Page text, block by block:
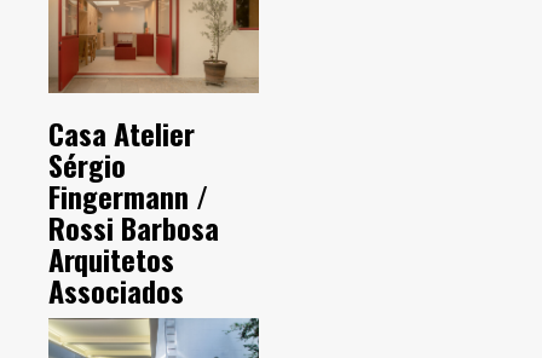
Casa Atelier
Sérgio
Fingermann /
Rossi Barbosa
Arquitetos
Associados